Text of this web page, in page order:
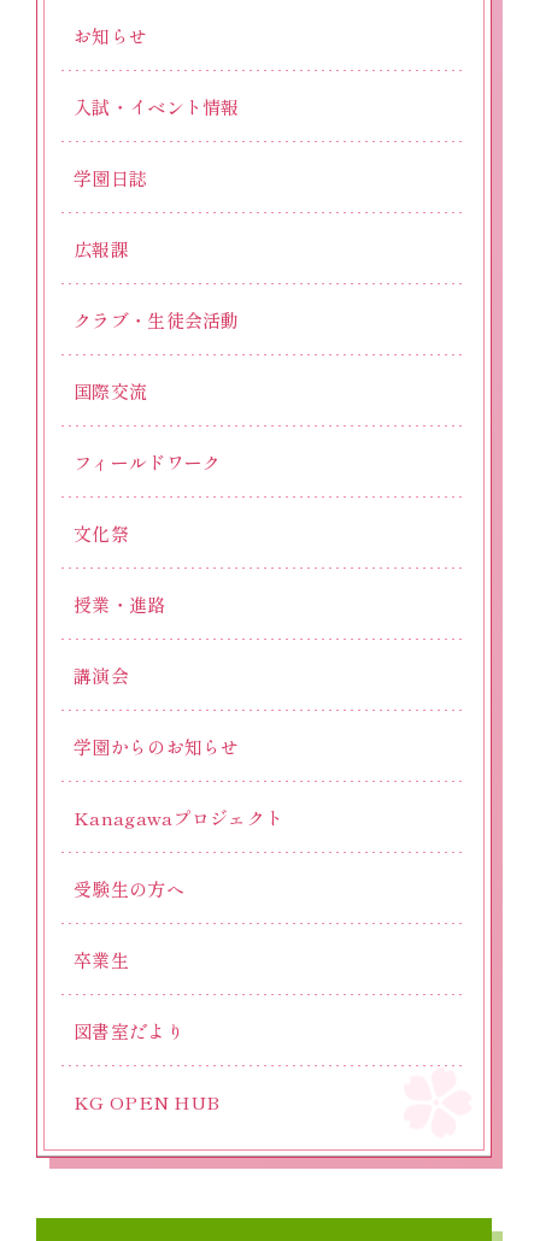
お知らせ
入試・イベント情報
学園日誌
広報課
クラブ・生徒会活動
国際交流
フィールドワーク
文化祭
授業・進路
講演会
学園からのお知らせ
Kanagawaプロジェクト
受験生の方へ
卒業生
図書室だより
KG OPEN HUB